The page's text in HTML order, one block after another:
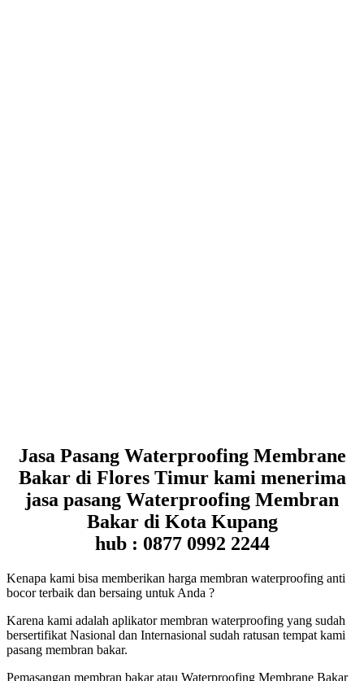
Jasa Pasang Waterproofing Membrane
Bakar di Flores Timur kami menerima
jasa pasang Waterproofing Membran
Bakar di Kota Kupang
hub : 0877 0992 2244
Kenapa kami bisa memberikan harga membran waterproofing anti
bocor terbaik dan bersaing untuk Anda ?
Karena kami adalah aplikator membran waterproofing yang sudah
bersertifikat Nasional dan Internasional sudah ratusan tempat kami
pasang membran bakar.
Pemasangan membran bakar atau Waterproofing Membrane Bakar